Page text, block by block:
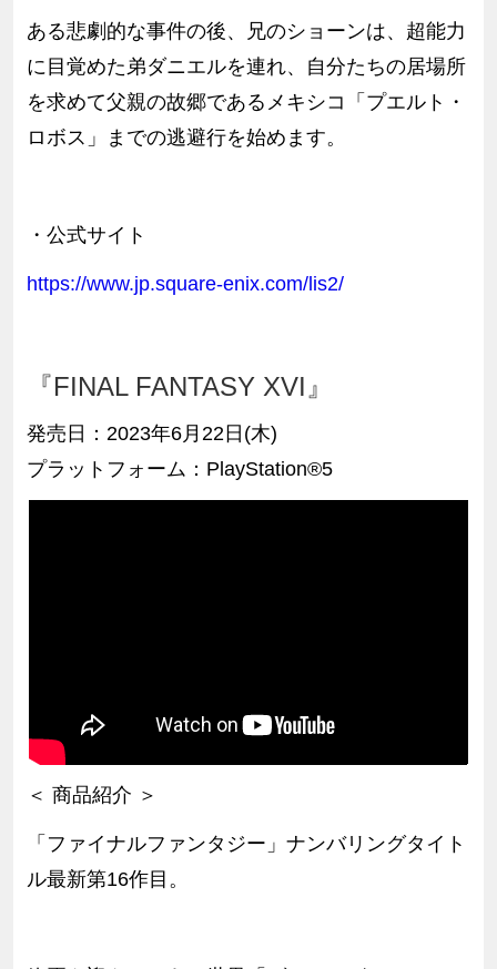
ある悲劇的な事件の後、兄のショーンは、超能力
に目覚めた弟ダニエルを連れ、自分たちの居場所
を求めて父親の故郷であるメキシコ「プエルト・
ロボス」までの逃避行を始めます。
・公式サイト
https://www.jp.square-enix.com/lis2/
『FINAL FANTASY XVI』
発売日： 2023年6月22日(木)
プラットフォーム： PlayStation®5
＜ 商品紹介 ＞
「ファイナルファンタジー」ナンバリングタイト
ル最新第16作目。